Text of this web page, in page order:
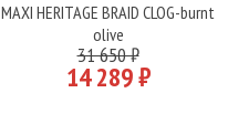
MAXI HERITAGE BRAID CLOG-burnt
olive
31 650 ₽
14 289 ₽